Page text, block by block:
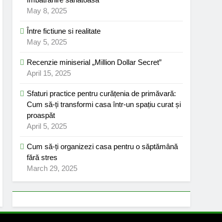
May 8, 2025
Între fictiune si realitate
May 5, 2025
Recenzie miniserial „Million Dollar Secret”
April 15, 2025
Sfaturi practice pentru curățenia de primăvară:
Cum să-ți transformi casa într-un spațiu curat și
proaspăt
April 5, 2025
Cum să-ți organizezi casa pentru o săptămână
fără stres
March 29, 2025